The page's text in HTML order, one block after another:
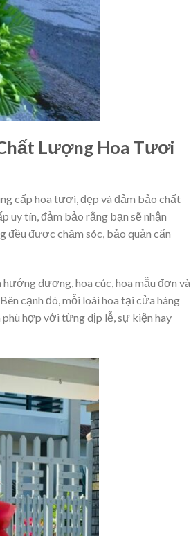
Lượng Hoa Tươi
cấp hoa tươi, đẹp và đảm bảo chất
uy tín, đảm bảo rằng bạn sẽ nhận
đều được chăm sóc, bảo quản cẩn
hướng dương, hoa cúc, hoa mẫu đơn và
cạnh đó, mỗi loài hoa tại cửa hàng
hợp với từng dịp lễ, sự kiện hay